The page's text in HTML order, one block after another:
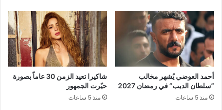
أحمد العوضي يُشهر مخالب
“سلطان الديب” في رمضان 2027
منذ 5 ساعات
شاكيرا تعيد الزمن 30 عاماً بصورة
حيّرت الجمهور
منذ 5 ساعات